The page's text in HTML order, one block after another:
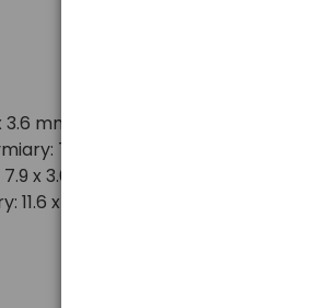
mm)
7.9 x 5.4 mm)
x 3.6 mm)
x 5.4 mm)